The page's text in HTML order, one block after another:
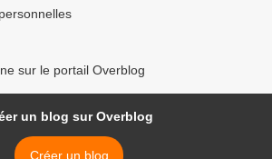
sur le portail Overblog
un blog sur Overblog
Créer un blog